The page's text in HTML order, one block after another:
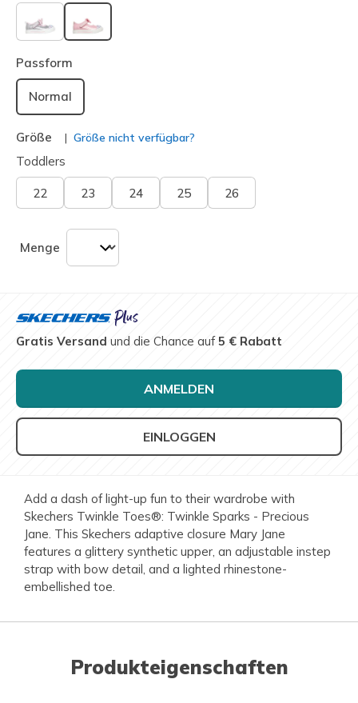
ausgewählt
Passform
Normal
Größe Größe nicht verfügbar?
Toddlers
22 23 24 25 26
Menge
Gratis Versand und die Chance auf5 € Rabatt
ANMELDEN
EINLOGGEN
Add a dash of light-up fun to their wardrobe with
Skechers Twinkle Toes®: Twinkle Sparks - Precious
Jane. This Skechers adaptive closure Mary Jane
features a glittery synthetic upper, an adjustable instep
strap with bow detail, and a lighted rhinestone-
embellished toe.
Produkteigenschaften